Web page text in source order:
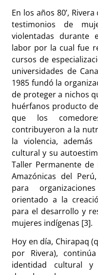
En los años 80’,
testimonios de
violentadas durante
labor por la cual fue
cursos de
universidades de
1985 fundó la
de proteger a nichos
huérfanos producto
que los
contribuyeron a la
la violencia,
cultural y su
Taller Permanente de
Amazónicas del
para
orientado a la
para el desarrollo y
mujeres indígenas [3].
Hoy en día, Chirapaq
por Rivera),
identidad cultural